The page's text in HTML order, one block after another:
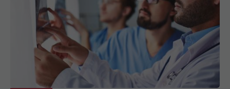
EXCLUSIV Radiografia sistemului medical. Ce
vrea ministerul și care sunt așteptările cadrelor
20 sep 2025, 14:44